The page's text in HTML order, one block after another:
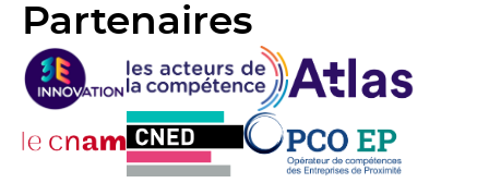
Partenaires